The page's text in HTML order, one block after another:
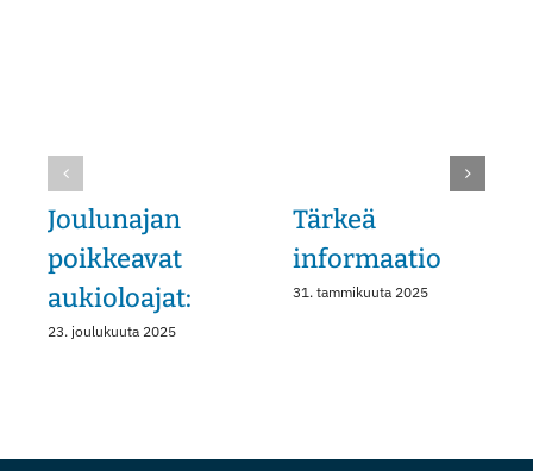
Joulunajan
poikkeavat
aukioloajat:
23. joulukuuta 2025
Tärkeä
informaatio
31. tammikuuta 2025